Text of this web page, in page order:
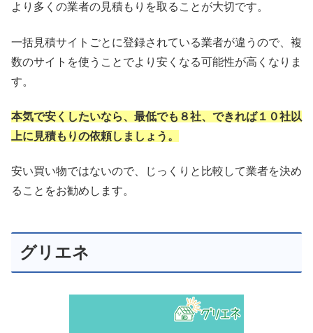
より多くの業者の見積もりを取ることが大切です。
一括見積サイトごとに登録されている業者が違うので、複
数のサイトを使うことでより安くなる可能性が高くなりま
す。
本気で安くしたいなら、最低でも８社、できれば１０社以
上に見積もりの依頼しましょう。
安い買い物ではないので、じっくりと比較して業者を決め
ることをお勧めします。
グリエネ